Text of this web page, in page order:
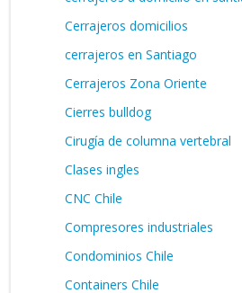
Cerrajeros domicilios
cerrajeros en Santiago
Cerrajeros Zona Oriente
Cierres bulldog
Cirugía de columna vertebral
Clases ingles
CNC Chile
Compresores industriales
Condominios Chile
Containers Chile